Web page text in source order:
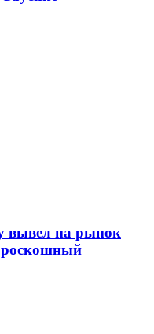
вывел на рынок
роскошный